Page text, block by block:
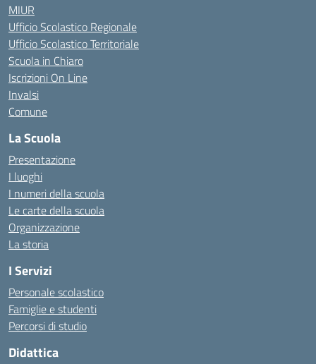
MIUR
Ufficio Scolastico Regionale
Ufficio Scolastico Territoriale
Scuola in Chiaro
Iscrizioni On Line
Invalsi
Comune
La Scuola
Presentazione
I luoghi
I numeri della scuola
Le carte della scuola
Organizzazione
La storia
I Servizi
Personale scolastico
Famiglie e studenti
Percorsi di studio
Didattica